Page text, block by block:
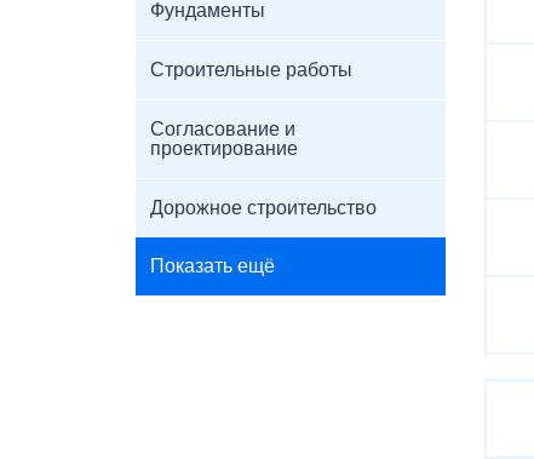
Фундаменты
Строительные работы
Согласование и
проектирование
Дорожное строительство
Показать ещё